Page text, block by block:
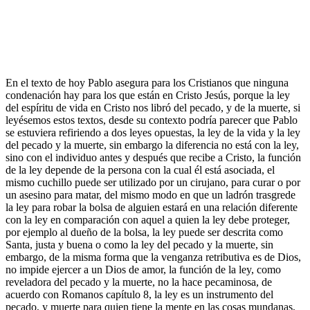
En el texto de hoy Pablo asegura para los Cristianos que ninguna
condenación hay para los que están en Cristo Jesús, porque la ley
del espíritu de vida en Cristo nos libró del pecado, y de la muerte, si
leyésemos estos textos, desde su contexto podría parecer que Pablo
se estuviera refiriendo a dos leyes opuestas, la ley de la vida y la ley
del pecado y la muerte, sin embargo la diferencia no está con la ley,
sino con el individuo antes y después que recibe a Cristo, la función
de la ley depende de la persona con la cual él está asociada, el
mismo cuchillo puede ser utilizado por un cirujano, para curar o por
un asesino para matar, del mismo modo en que un ladrón trasgrede
la ley para robar la bolsa de alguien estará en una relación diferente
con la ley en comparación con aquel a quien la ley debe proteger,
por ejemplo al dueño de la bolsa, la ley puede ser descrita como
Santa, justa y buena o como la ley del pecado y la muerte, sin
embargo, de la misma forma que la venganza retributiva es de Dios,
no impide ejercer a un Dios de amor, la función de la ley, como
reveladora del pecado y la muerte, no la hace pecaminosa, de
acuerdo con Romanos capítulo 8, la ley es un instrumento del
pecado, y muerte para quien tiene la mente en las cosas mundanas,